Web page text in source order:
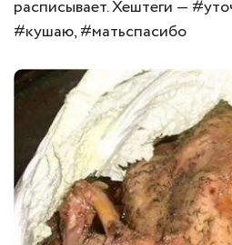
расписывает. Хештеги —
#кушаю, #матьспасибо